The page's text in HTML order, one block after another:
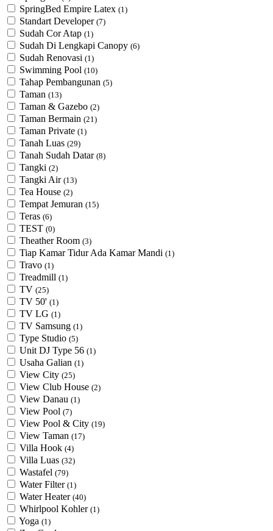
SpringBed Empire Latex (1)
Standart Developer (7)
Sudah Cor Atap (1)
Sudah Di Lengkapi Canopy (6)
Sudah Renovasi (1)
Swimming Pool (10)
Tahap Pembangunan (5)
Taman (13)
Taman & Gazebo (2)
Taman Bermain (21)
Taman Private (1)
Tanah Luas (29)
Tanah Sudah Datar (8)
Tangki (2)
Tangki Air (13)
Tea House (2)
Tempat Jemuran (15)
Teras (6)
TEST (0)
Theather Room (3)
Tiap Kamar Tidur Ada Kamar Mandi (1)
Travo (1)
Treadmill (1)
TV (25)
TV 50' (1)
TV LG (1)
TV Samsung (1)
Type Studio (5)
Unit DJ Type 56 (1)
Usaha Galian (1)
View City (25)
View Club House (2)
View Danau (1)
View Pool (7)
View Pool & City (19)
View Taman (17)
Villa Hook (4)
Villa Luas (32)
Wastafel (79)
Water Filter (1)
Water Heater (40)
Whirlpool Kohler (1)
Yoga (1)